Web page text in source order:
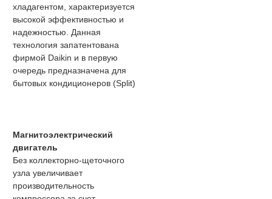
хладагентом, характеризуется
высокой эффективностью и
надежностью. Данная
технология запатентована
фирмой Daikin и в первую
очередь предназначена для
бытовых кондиционеров (Split)
Магнитоэлектрический
двигатель
Без коллекторно-щеточного
узла увеличивает
производительность